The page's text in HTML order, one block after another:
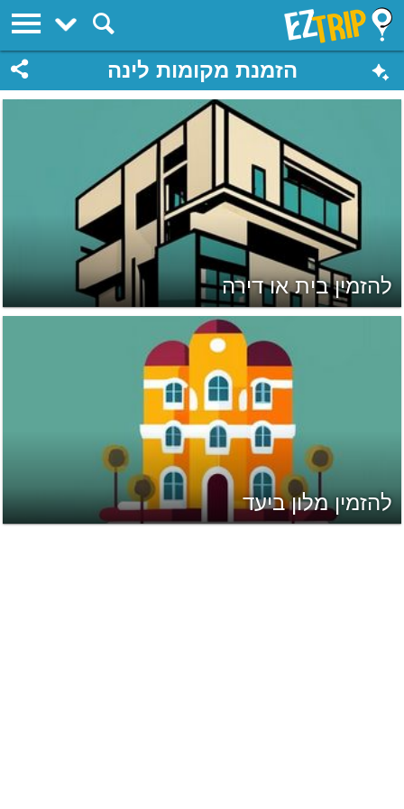
EZTrip
הזמנת מקומות לינה
להזמין בית או דירה
להזמין מלון ביעד